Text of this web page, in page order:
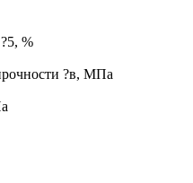
%
?в, МПа